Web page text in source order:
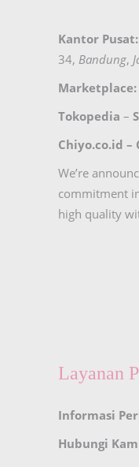
Kantor Pusat:
34, Bandung,
Marketplace:
Tokopedia –
Chiyo.co.id –
We’re
commitment
high quality
Layanan
Informasi
Hubungi